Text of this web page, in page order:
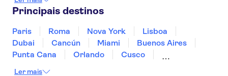
Panamá
Peru
Principais destinos
Paris Roma Nova York
Lisboa
Dubai
Cancún Miami
Buenos Aires
Punta Cana
Orlando
Cusco
Ler mais